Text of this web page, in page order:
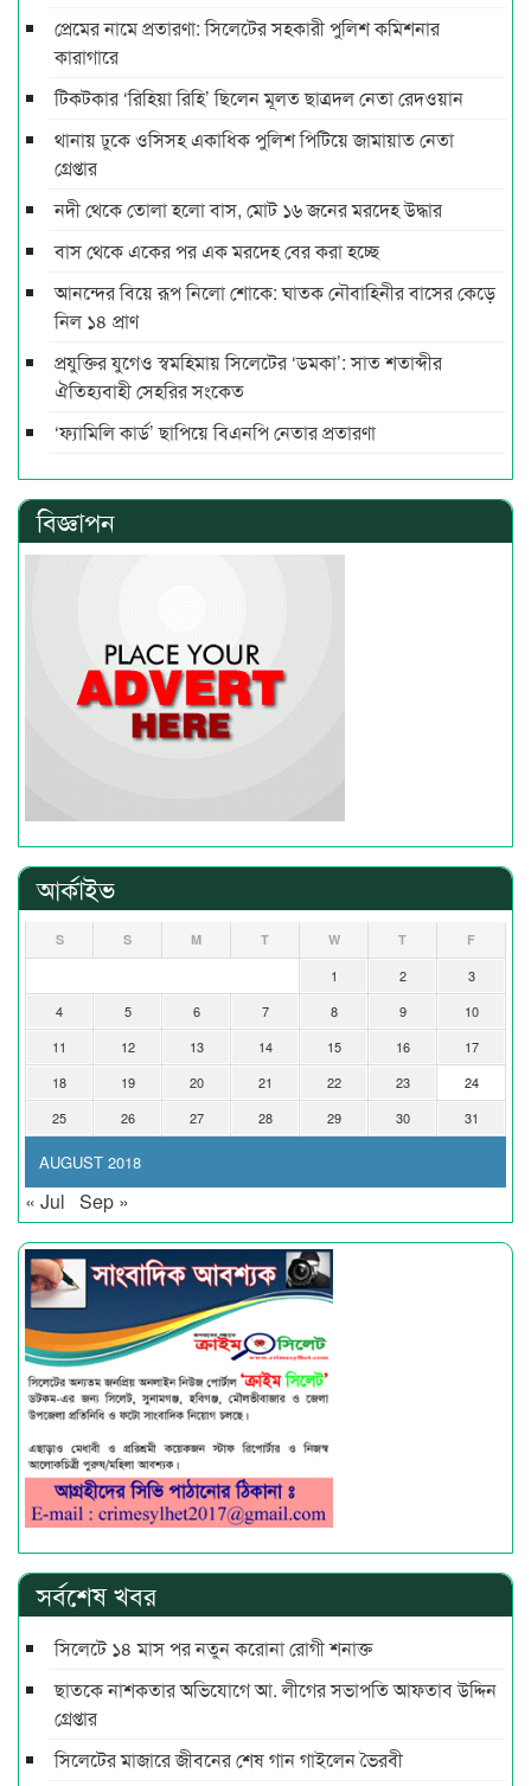
প্রেমের নামে প্রতারণা: সিলেটের সহকারী পুলিশ কমিশনার
কারাগারে
টিকটকার ‘রিহিয়া রিহি’ ছিলেন মূলত ছাত্রদল নেতা রেদওয়ান
থানায় ঢুকে ওসিসহ একাধিক পুলিশ পিটিয়ে জামায়াত নেতা
গ্রেপ্তার
নদী থেকে তোলা হলো বাস, মোট ১৬ জনের মরদেহ উদ্ধার
বাস থেকে একের পর এক মরদেহ বের করা হচ্ছে
আনন্দের বিয়ে রূপ নিলো শোকে: ঘাতক নৌবাহিনীর বাসের কেড়ে
নিল ১৪ প্রাণ
প্রযুক্তির যুগেও স্বমহিমায় সিলেটের ‘ডমকা’: সাত শতাব্দীর
ঐতিহ্যবাহী সেহরির সংকেত
‘ফ্যামিলি কার্ড’ ছাপিয়ে বিএনপি নেতার প্রতারণা
বিজ্ঞাপন
আর্কাইভ
AUGUST 2018
S S M T W T F
1 2
3
4
5 6 7 8 9
10
11
12 13 14 15 16
17
18
19 20 21 22 23
24
25
26 27 28 29 30 31
« Jul Sep »
সর্বশেষ খবর
সিলেটে ১৪ মাস পর নতুন করোনা রোগী শনাক্ত
ছাতকে নাশকতার অভিযোগে আ. লীগের সভাপ‌তি আফতাব উদ্দিন
গ্রেপ্তার
সিলেটের মাজারে জীবনের শেষ গান গাইলেন ভৈরবী